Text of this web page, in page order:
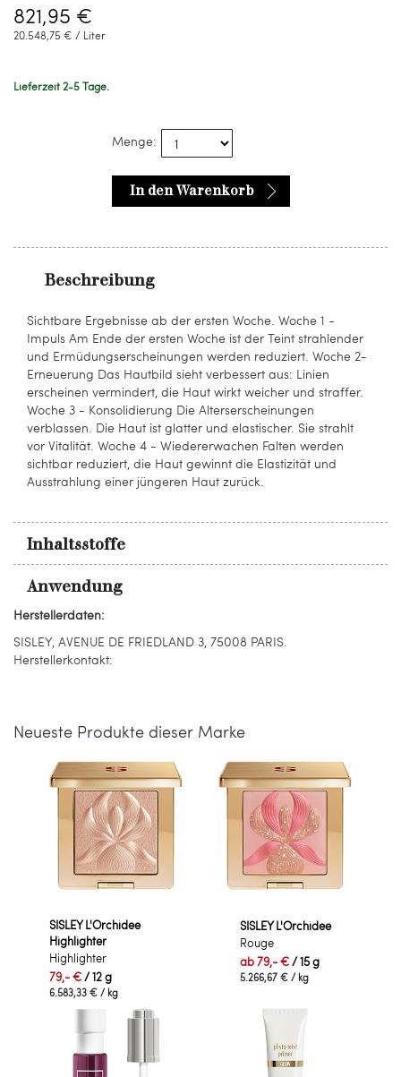
821,95 €
20.548,75 € / Liter
Lieferzeit 2-5 Tage.
Menge:
In den Warenkorb
Beschreibung
Sichtbare Ergebnisse ab der ersten Woche. Woche 1 -
Impuls Am Ende der ersten Woche ist der Teint strahlender
und Ermüdungserscheinungen werden reduziert. Woche 2-
Erneuerung Das Hautbild sieht verbessert aus: Linien
erscheinen vermindert, die Haut wirkt weicher und straffer.
Woche 3 - Konsolidierung Die Alterserscheinungen
verblassen. Die Haut ist glatter und elastischer. Sie strahlt
vor Vitalität. Woche 4 - Wiedererwachen Falten werden
sichtbar reduziert, die Haut gewinnt die Elastizität und
Ausstrahlung einer jüngeren Haut zurück.
Inhaltsstoffe
Anwendung
Herstellerdaten:
SISLEY, AVENUE DE FRIEDLAND 3, 75008 PARIS.
Herstellerkontakt:
Neueste Produkte dieser Marke
SISLEY L'Orchidee
Highlighter
Highlighter
79,- €/ 12 g
6.583,33 € / kg
SISLEY L'Orchidee
Rouge
ab79,- €/ 15 g
5.266,67 €/ kg